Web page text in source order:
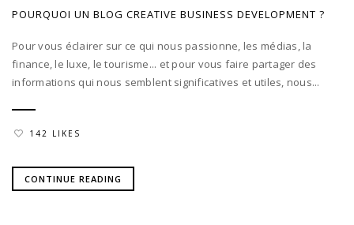
POURQUOI UN BLOG CREATIVE BUSINESS DEVELOPMENT ?
Pour vous éclairer sur ce qui nous passionne, les médias, la
finance, le luxe, le tourisme... et pour vous faire partager des
informations qui nous semblent significatives et utiles, nous...
142 LIKES
CONTINUE READING